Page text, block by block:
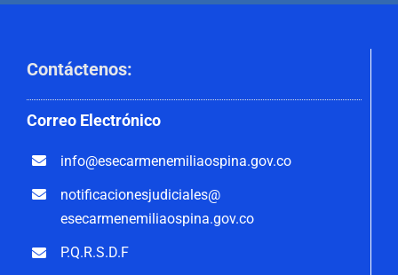
Contáctenos:
Correo Electrónico
info@esecarmenemiliaospina.gov.co
notificacionesjudiciales@
esecarmenemiliaospina.gov.co
P.Q.R.S.D.F